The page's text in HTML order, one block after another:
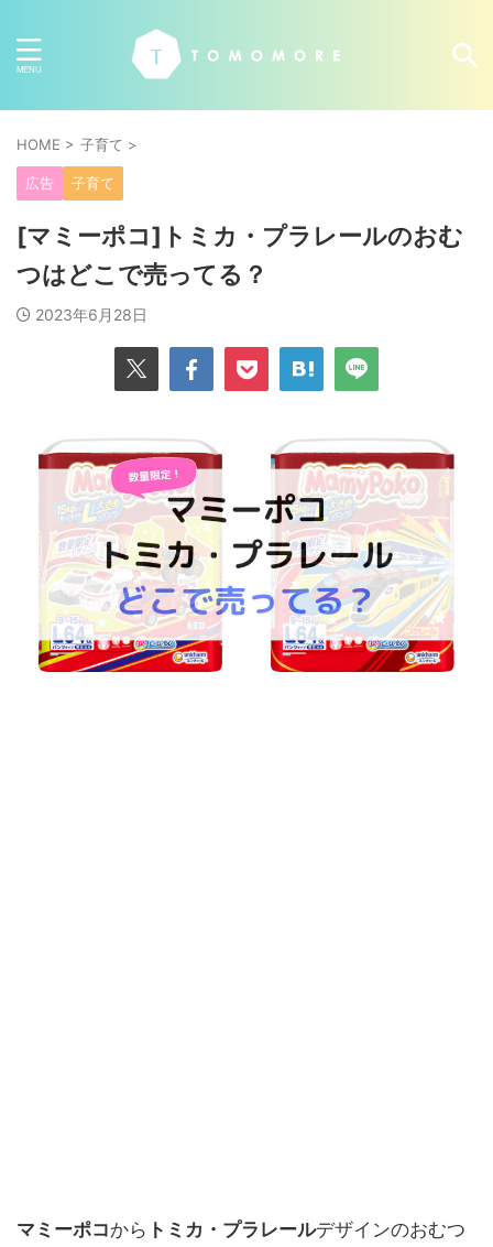
HOME > 子育て >
広告 子育て
[マミーポコ]トミカ・プラレールのおむ
つはどこで売ってる？
2023年6月28日
マミーポコから トミカ・プラレールデザインのおむつ